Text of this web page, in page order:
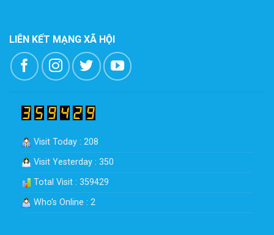
LIÊN KẾT MẠNG XÃ HỘI
Visit Today : 208
Visit Yesterday : 350
Total Visit : 359429
Who's Online : 2